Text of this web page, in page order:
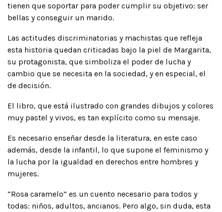
tienen que soportar para poder cumplir su objetivo: ser
bellas y conseguir un marido.
Las actitudes discriminatorias y machistas que refleja
esta historia quedan criticadas bajo la piel de Margarita,
su protagonista, que simboliza el poder de lucha y
cambio que se necesita en la sociedad, y en especial, el
de decisión.
El libro, que está ilustrado con grandes dibujos y colores
muy pastel y vivos, es tan explícito como su mensaje.
Es necesario enseñar desde la literatura, en este caso
además, desde la infantil, lo que supone el feminismo y
la lucha por la igualdad en derechos entre hombres y
mujeres.
“Rosa caramelo” es un cuento necesario para todos y
todas: niños, adultos, ancianos. Pero algo, sin duda, esta